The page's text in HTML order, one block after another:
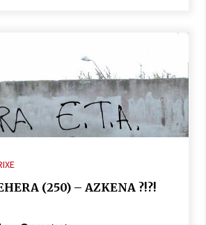
(250) – AZKENA ?!?!